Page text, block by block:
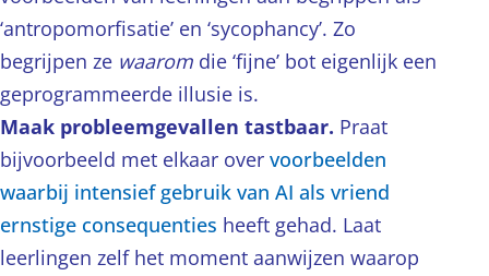
‘antropomorfisatie’ en ‘sycophancy’. Zo
begrijpen ze waarom die ‘fijne’ bot eigenlijk een
geprogrammeerde illusie is.
Maak probleemgevallen tastbaar. Praat
bijvoorbeeld met elkaar over voorbeelden
waarbij intensief gebruik van AI als vriend
ernstige consequenties heeft gehad. Laat
leerlingen zelf het moment aanwijzen waarop